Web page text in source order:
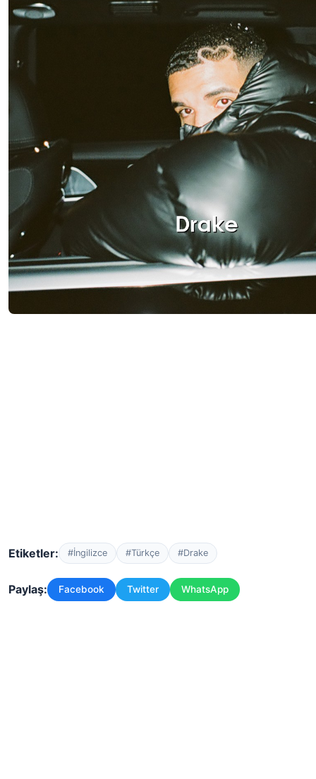
Etiketler: #İngilizce #Türkçe #Drake
Paylaş: Facebook Twitter WhatsApp